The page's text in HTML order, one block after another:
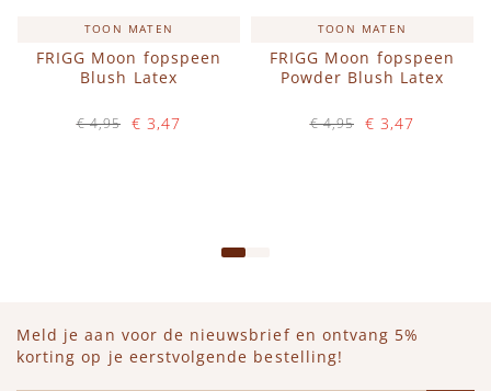
TOON MATEN
FRIGG Moon fopspeen
Blush Latex
€ 3,47
€ 4,95
TOON MATEN
FRIGG Moon fopspeen
Powder Blush Latex
€ 3,47
€ 4,95
Meld je aan voor de nieuwsbrief en ontvang 5%
korting op je eerstvolgende bestelling!